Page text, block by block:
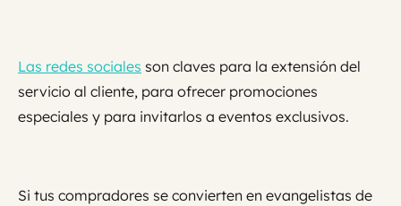
Las redes sociales son claves para la extensión del
servicio al cliente, para ofrecer promociones
especiales y para invitarlos a eventos exclusivos.
Si tus compradores se convierten en evangelistas de